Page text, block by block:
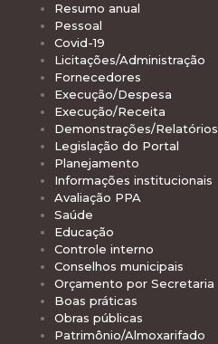
Resumo anual
Pessoal
Covid-19
Licitações/Administração
Fornecedores
Execução/Despesa
Execução/Receita
Demonstrações/Relatórios
Legislação do Portal
Planejamento
Informações institucionais
Avaliação PPA
Saúde
Educação
Controle interno
Conselhos municipais
Orçamento por Secretaria
Boas práticas
Obras públicas
Patrimônio/Almoxarifado